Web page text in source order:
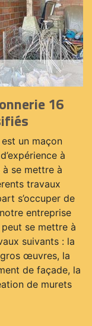
16
un maçon
à
se mettre à
travaux
s’occuper de
entreprise
se mettre à
suivants : la
œuvres, la
de façade, la
de murets